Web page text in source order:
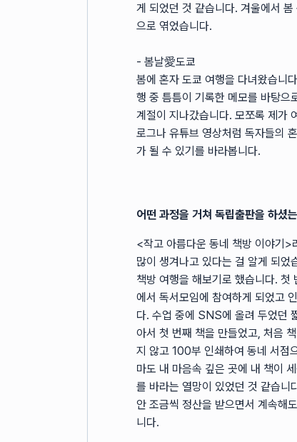
게 되었던 것 같습니다. 겨울에서
으로 엮었습니다.
- 봄날愛도쿄
봄에 혼자 도쿄 여행을 다녀왔습니
행 중 틈틈이 기록한 메모를 바탕으
계절이 지나갔습니다. 모쪼록 제가
로그나 유튜브 영상처럼 독자들의
가 될 수 있기를 바라봅니다.
어떤 과정을 거쳐 독립출판을 하셨
<작고 아름다운 동네 책방 이야기>
많이 생겨나고 있다는 걸 알게 되었
책방 여행을 해보기로 했습니다. 첫
에서 독서모임에 참여하게 되었고
다. 수업 중에 SNS에 올려 두었던
아서 첫 번째 책을 만들었고, 처음
지 않고 100부 인쇄하여 동네 서점
마도 내 마음속 깊은 곳에 내 책이
를 바라는 열망이 있었던 것 같습니
안 조금씩 정산을 받으면서 계속해
니다.